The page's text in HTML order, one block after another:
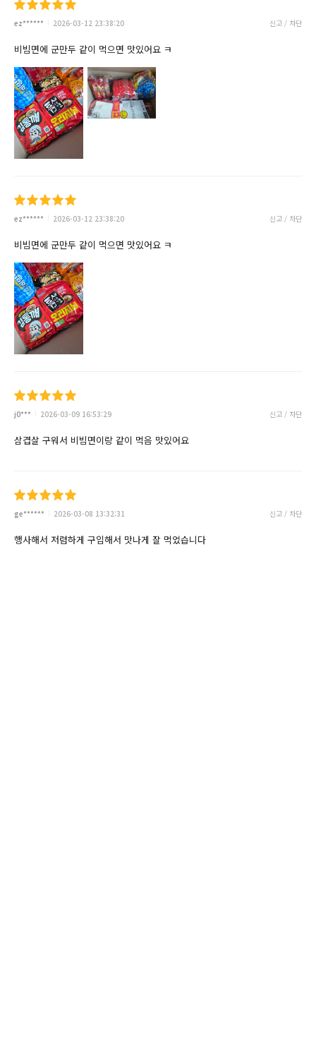
ez****** 2026-03-12 23:38:20 신고 / 차단
비빔면에 군만두 같이 먹으면 맛있어요 ㅋ
ez****** 2026-03-12 23:38:20 신고 / 차단
비빔면에 군만두 같이 먹으면 맛있어요 ㅋ
j0*** 2026-03-09 16:53:29 신고 / 차단
삼겹살 구워서 비빔면이랑 같이 먹음 맛있어요
ge****** 2026-03-08 13:32:31 신고 / 차단
행사해서 저렴하게 구입해서 맛나게 잘 먹었습니다